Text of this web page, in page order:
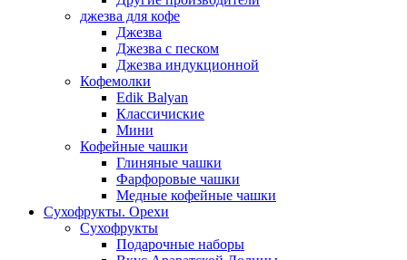
джезва для кофе
Джезва
Джезва с песком
Джезва индукционной
Кофемолки
Edik Balyan
Классичиские
Мини
Кофейные чашки
Глиняные чашки
Фарфоровые чашки
Медные кофейные чашки
Сухофрукты. Орехи
Сухофрукты
Подарочные наборы